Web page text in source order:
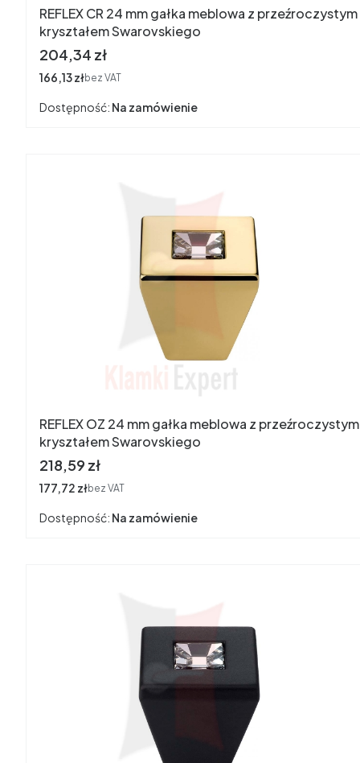
REFLEX CR 24 mm gałka meblowa z przeźroczystym
kryształem Swarovskiego
Cena
204,34 zł
Cena
166,13 złbez VAT
Dostępność: Na zamówienie
REFLEX OZ 24 mm gałka meblowa z przeźroczystym
kryształem Swarovskiego
Cena
218,59 zł
Cena
177,72 złbez VAT
Dostępność: Na zamówienie